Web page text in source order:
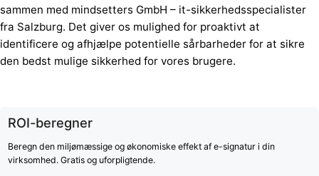
sammen med mindsetters GmbH – it-sikkerhedsspecialister
fra Salzburg. Det giver os mulighed for proaktivt at
identificere og afhjælpe potentielle sårbarheder for at sikre
den bedst mulige sikkerhed for vores brugere.
ROI-beregner
Beregn den miljømæssige og økonomiske effekt af e-signatur i din
virksomhed. Gratis og uforpligtende.